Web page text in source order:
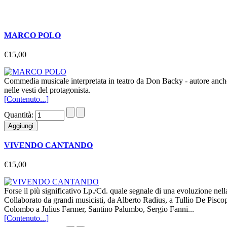
MARCO POLO
€15,00
Commedia musicale interpretata in teatro da Don Backy - autore
nelle vesti del protagonista.
[Contenuto...]
Quantità:
VIVENDO CANTANDO
€15,00
Forse il più significativo Lp./Cd. quale segnale di una evoluzione
Collaborato da grandi musicisti, da Alberto Radius, a Tullio De
Colombo a Julius Farmer, Santino Palumbo, Sergio Fanni...
[Contenuto...]